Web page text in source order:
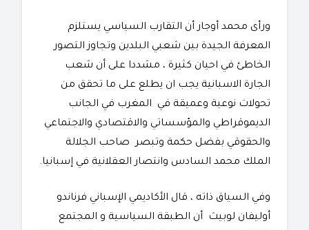
ورأى محمد أوجار أن التقارب السياسي يستلزم
المعرفة الجيدة بين شعبي البلدين وتجاوز التصور
الخاطئ في احيان كثيرة ، مشددا على أن شعب
الجارة الاسبانية يجب ان يطلع على ما تحقق من
تحولات نوعية وعميقة في المغرب في الجانب
الديموقراطي والمؤسساتي والاقتصادي والاجتماعي
والحقوقي بفضل حكمة وتبصر صاحب الجلالة
الملك محمد السادس وانتصار العقلانية في إسبانيا.
وفي السياق ذاته ، قال الأكاديمي الإسباني فرناندو
أوليفان لوبيث أن الطبقة السياسية و المجتمع